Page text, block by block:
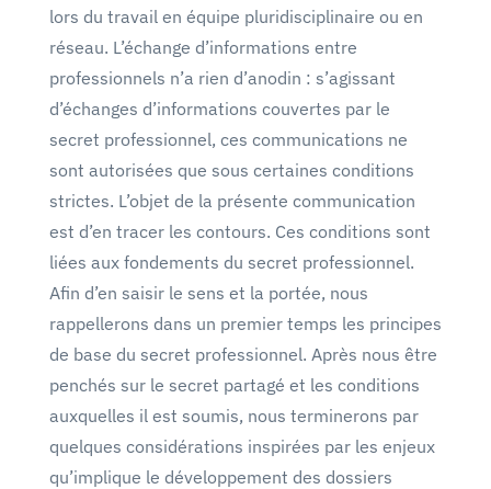
lors du travail en équipe pluridisciplinaire ou en
réseau. L’échange d’informations entre
professionnels n’a rien d’anodin : s’agissant
d’échanges d’informations couvertes par le
secret professionnel, ces communications ne
sont autorisées que sous certaines conditions
strictes. L’objet de la présente communication
est d’en tracer les contours. Ces conditions sont
liées aux fondements du secret professionnel.
Afin d’en saisir le sens et la portée, nous
rappellerons dans un premier temps les principes
de base du secret professionnel. Après nous être
penchés sur le secret partagé et les conditions
auxquelles il est soumis, nous terminerons par
quelques considérations inspirées par les enjeux
qu’implique le développement des dossiers